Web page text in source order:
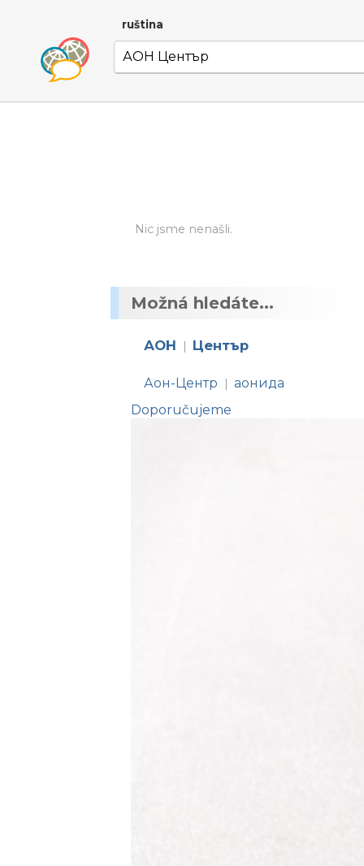
ruština
Nic jsme nenašli.
Možná hledáte...
АОН | Център
Аон-Центр | аонида
Doporučujeme